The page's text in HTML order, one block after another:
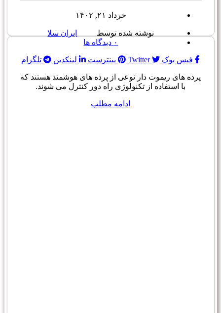
خرداد ۲۱, ۱۴۰۲
نوشته شده توسط
ایران سلا
۰ دیدگاه ها
فیس بوک Twitter پینترست لینکدین تلگرام
پرده های ریموت دار نوعی از پرده های هوشمند هستند که
با استفاده از تکنولوژی راه دور کنترل می شوند.
ادامه مطلب